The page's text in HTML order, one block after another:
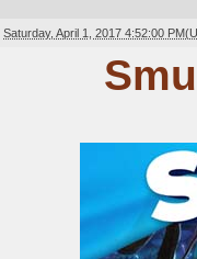
Saturday, April 1, 2017 4:52:00